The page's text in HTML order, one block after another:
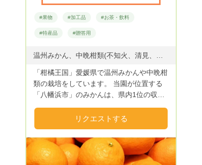
#果物 #加工品 #お茶・飲料
#特産品 #贈答用
「柑橘王国」愛媛県で温州みかんや中晩柑
類の栽培をしています。 当園が位置する
「八幡浜市」のみかんは、県内1位の収穫
した気候のもと、真面目に農業に向き合
い、皆様から愛される高品質のみかんを生
産しています！ 柑橘のど真ん中「愛媛県
八幡浜市」より”旬”をお届けします！！
リクエストする